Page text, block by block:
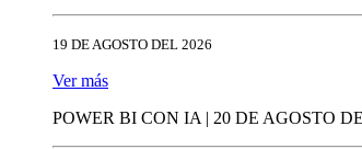
19 DE AGOSTO DEL 2026
Ver más
POWER BI CON IA | 20 DE AGOSTO